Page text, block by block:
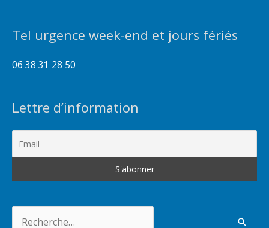
Tel urgence week-end et jours fériés
06 38 31 28 50
Lettre d’information